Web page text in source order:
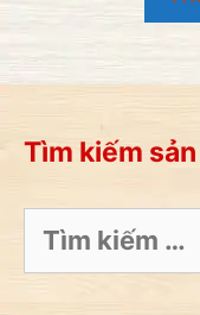
Tìm kiếm
kiếm
cho: